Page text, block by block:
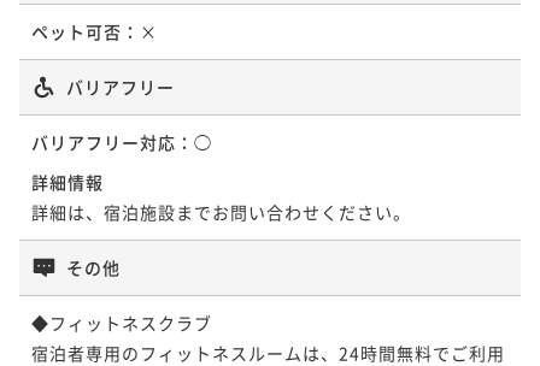
ペット可否： ×
バリアフリー
バリアフリー対応： ◯
詳細情報
詳細は、宿泊施設までお問い合わせください。
その他
◆フィットネスクラブ
宿泊者専用のフィットネスルームは、24時間無料でご利用